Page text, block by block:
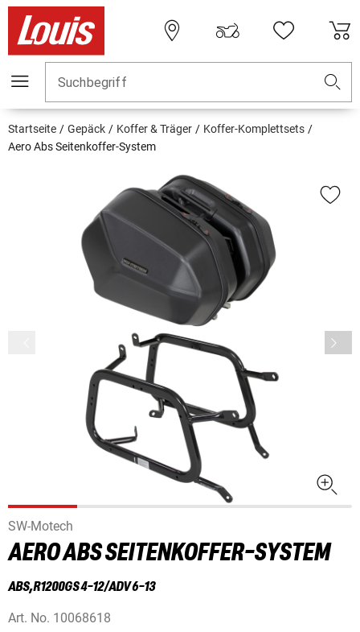
Suchbegriff
Startseite Gepäck Koffer & Träger
Koffer-Komplettsets
Aero Abs Seitenkoffer-System
SW-Motech
AERO ABS SEITENKOFFER-SYSTEM
ABS,R1200GS 4-12/ADV 6-13
Art. No. 10068618